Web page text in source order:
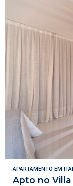
APARTAMENTO EM
Apto no Villa